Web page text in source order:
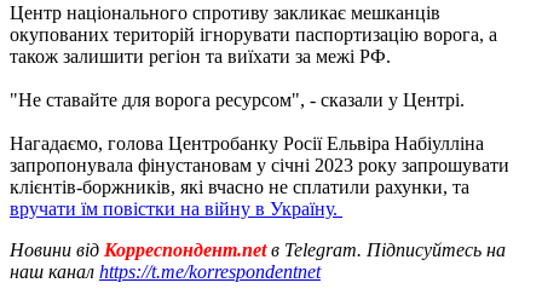
Центр національного спротиву закликає мешканців
окупованих територій ігнорувати паспортизацію ворога, а
також залишити регіон та виїхати за межі РФ.
"Не ставайте для ворога ресурсом", - сказали у Центрі.
Нагадаємо, голова Центробанку Росії Ельвіра Набіулліна
запропонувала фінустановам у січні 2023 року запрошувати
клієнтів-боржників, які вчасно не сплатили рахунки, та
вручати їм повістки на війну в Україну.
Новини від Корреспондент.netв Telegram. Підписуйтесь на
наш канал https://t.me/korrespondentnet